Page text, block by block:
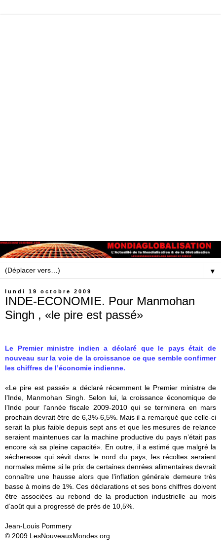
▼
lundi 19 octobre 2009
INDE-ECONOMIE. Pour Manmohan
Singh , «le pire est passé»
Le Premier ministre indien a déclaré que le pays était de
nouveau sur la voie de la croissance ce que semble confirmer
les chiffres de l’économie indienne.
«Le pire est passé» a déclaré récemment le Premier ministre de
l’Inde, Manmohan Singh. Selon lui, la croissance économique de
l’Inde pour l’année fiscale 2009-2010 qui se terminera en mars
prochain devrait être de 6,3%-6,5%. Mais il a remarqué que celle-ci
serait la plus faible depuis sept ans et que les mesures de relance
seraient maintenues car la machine productive du pays n’était pas
encore «à sa pleine capacité». En outre, il a estimé que malgré la
sécheresse qui sévit dans le nord du pays, les récoltes seraient
normales même si le prix de certaines denrées alimentaires devrait
connaître une hausse alors que l’inflation générale demeure très
basse à moins de 1%. Ces déclarations et ses bons chiffres doivent
être associées au rebond de la production industrielle au mois
d’août qui a progressé de près de 10,5%.
Jean-Louis Pommery
© 2009 LesNouveauxMondes.org